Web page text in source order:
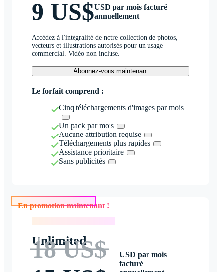
9 US$USD par mois facturé
annuellement
Accédez à l'intégralité de notre collection de photos,
vecteurs et illustrations autorisés pour un usage
commercial. Vidéo non incluse.
Abonnez-vous maintenant
Le forfait comprend :
Cinq téléchargements d'images par mois
Un pack par mois
Aucune attribution requise
Téléchargements plus rapides
Assistance prioritaire
Sans publicités
En promotion maintenant !
Unlimited
18 US$
USD par mois
facturé